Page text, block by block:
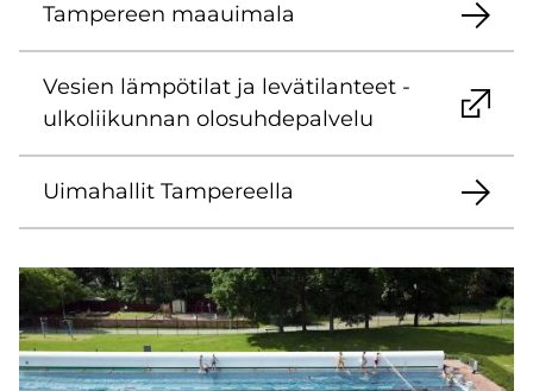
Tam­pe­reen maa­ui­ma­la
Ve­sien läm­pö­ti­lat ja le­vä­ti­lan­teet -
ul­ko­lii­kun­nan olo­suh­de­pal­ve­lu
Ui­ma­hal­lit Tam­pe­reel­la